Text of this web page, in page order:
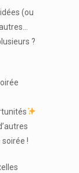
(ou
?
!